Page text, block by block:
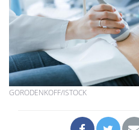
GORODENKOFF/ISTOCK